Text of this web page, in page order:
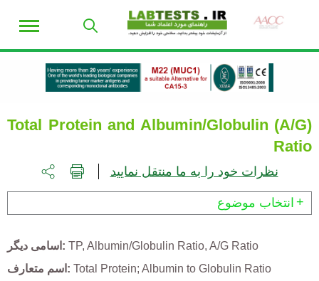
Total Protein and Albumin/Globulin (A/G)
Ratio
نظرات خود را به ما منتقل نمایید
انتخاب موضوع
اسامی دیگر TP Albumin/Globulin Ratio A/G Ratio
اسم متعارف
Total Protein; Albumin to Globulin Ratio